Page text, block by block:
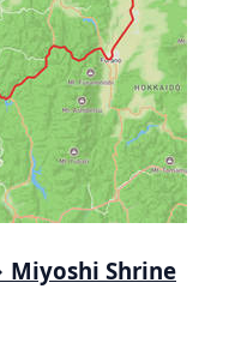
Miyoshi Shrine